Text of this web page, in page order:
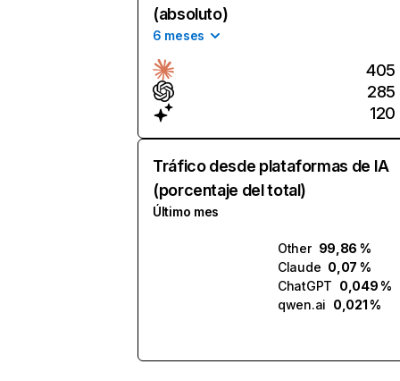
(absoluto)
6 meses
405
285
120
Tráfico desde plataformas de IA
(porcentaje del total)
Último mes
Other 99,86 %
Claude 0,07 %
ChatGPT 0,049 %
qwen.ai 0,021 %